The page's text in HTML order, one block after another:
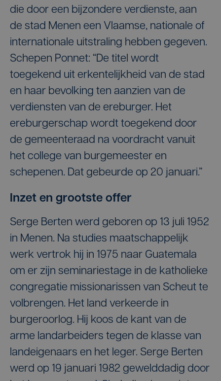
die door een bijzondere verdienste, aan
de stad Menen een Vlaamse, nationale of
internationale uitstraling hebben gegeven.
Schepen Ponnet: “De titel wordt
toegekend uit erkentelijkheid van de stad
en haar bevolking ten aanzien van de
verdiensten van de ereburger. Het
ereburgerschap wordt toegekend door
de gemeenteraad na voordracht vanuit
het college van burgemeester en
schepenen. Dat gebeurde op 20 januari.”
Inzet en grootste offer
Serge Berten werd geboren op 13 juli 1952
in Menen. Na studies maatschappelijk
werk vertrok hij in 1975 naar Guatemala
om er zijn seminariestage in de katholieke
congregatie missionarissen van Scheut te
volbrengen. Het land verkeerde in
burgeroorlog. Hij koos de kant van de
arme landarbeiders tegen de klasse van
landeigenaars en het leger. Serge Berten
werd op 19 januari 1982 gewelddadig door